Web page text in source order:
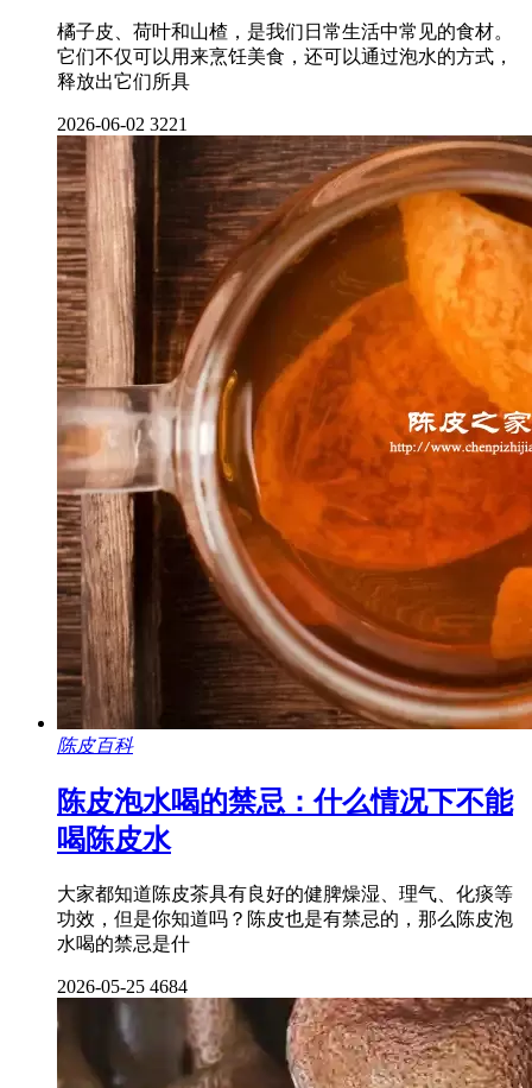
橘子皮、荷叶和山楂，是我们日常生活中常见的食材。
它们不仅可以用来烹饪美食，还可以通过泡水的方式，
释放出它们所具
2026-06-02 3221
陈皮百科
陈皮泡水喝的禁忌：什么情况下不能
喝陈皮水
大家都知道陈皮茶具有良好的健脾燥湿、理气、化痰等
功效，但是你知道吗？陈皮也是有禁忌的，那么陈皮泡
水喝的禁忌是什
2026-05-25 4684